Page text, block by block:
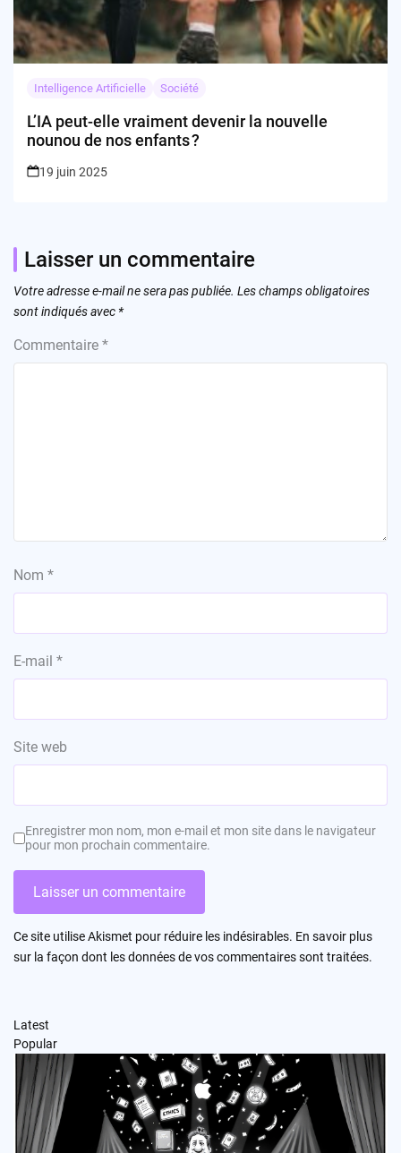
Intelligence Artificielle Société
L’IA peut-elle vraiment devenir la nouvelle
nounou de nos enfants ?
19 juin 2025
Laisser un commentaire
Votre adresse e-mail ne sera pas publiée. Les champs obligatoires
sont indiqués avec *
Commentaire *
Nom *
E-mail *
Site web
Enregistrer mon nom, mon e-mail et mon site dans le navigateur
pour mon prochain commentaire.
Ce site utilise Akismet pour réduire les indésirables. En savoir plus
sur la façon dont les données de vos commentaires sont traitées.
Latest
Popular